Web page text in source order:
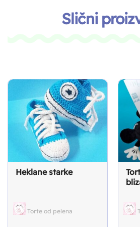
Slični
Heklane starke
Torte od pelena